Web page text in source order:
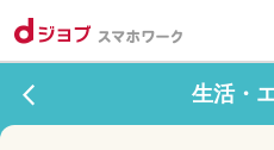
生活・